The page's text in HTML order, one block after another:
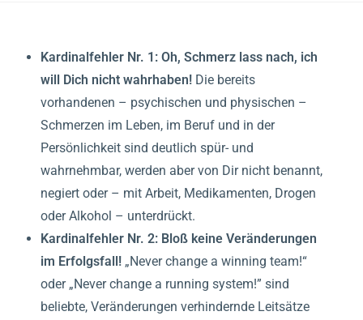
Kardinalfehler Nr. 1: Oh, Schmerz lass nach, ich
will Dich nicht wahrhaben! Die bereits
vorhandenen – psychischen und physischen –
Schmerzen im Leben, im Beruf und in der
Persönlichkeit sind deutlich spür- und
wahrnehmbar, werden aber von Dir nicht benannt,
negiert oder – mit Arbeit, Medikamenten, Drogen
oder Alkohol – unterdrückt.
Kardinalfehler Nr. 2: Bloß keine Veränderungen
im Erfolgsfall! „Never change a winning team!“
oder „Never change a running system!” sind
beliebte, Veränderungen verhindernde Leitsätze